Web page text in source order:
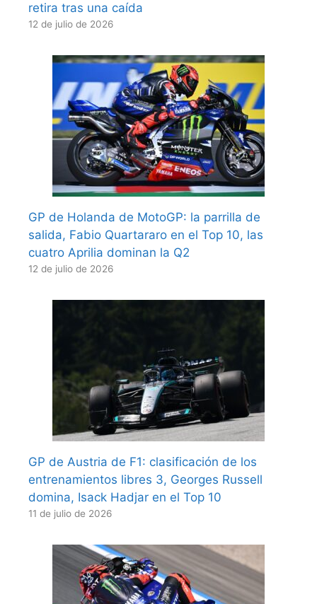
retira tras una caída
12 de julio de 2026
GP de Holanda de MotoGP: la parrilla de
salida, Fabio Quartararo en el Top 10, las
cuatro Aprilia dominan la Q2
12 de julio de 2026
GP de Austria de F1: clasificación de los
entrenamientos libres 3, Georges Russell
domina, Isack Hadjar en el Top 10
11 de julio de 2026